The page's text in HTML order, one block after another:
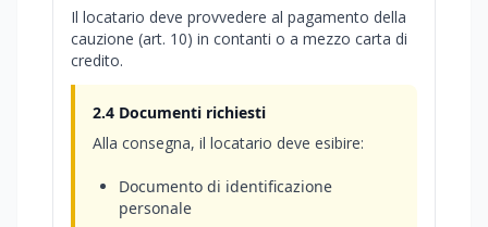
Il locatario deve provvedere al pagamento della
cauzione (art. 10) in contanti o a mezzo carta di
credito.
2.4 Documenti richiesti
Alla consegna, il locatario deve esibire:
Documento di identificazione
personale